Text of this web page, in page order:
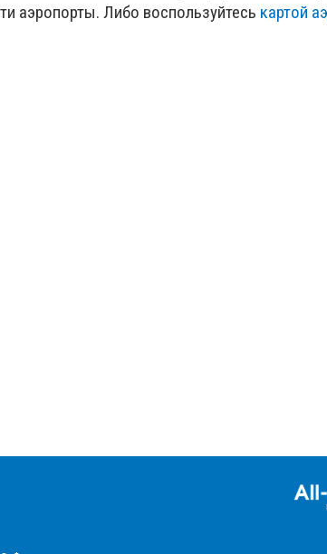
аэропорты. Либо воспользуйтесь картой